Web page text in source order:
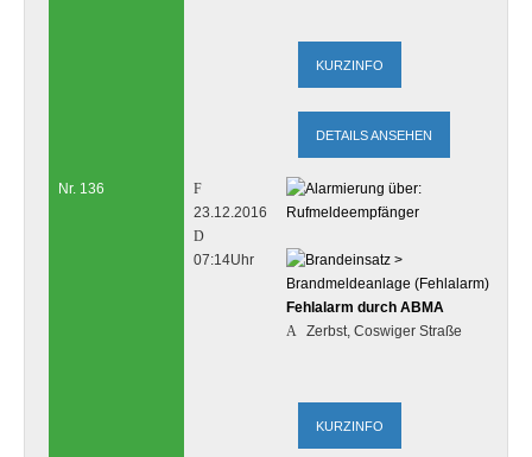
DETAILS ANSEHEN
Nr. 136
23.12.2016
07:14Uhr
Fehlalarm durch ABMA
Zerbst, Coswiger Straße